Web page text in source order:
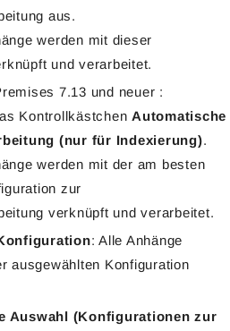
aus.
werden mit dieser
und verarbeitet.
7.13 und neuer :
Kontrollkästchen Automatische
(nur für Indexierung).
werden mit der am besten
zur
verknüpft und verarbeitet.
: Alle Anhänge
ausgewählten Konfiguration
Auswahl (Konfigurationen zur